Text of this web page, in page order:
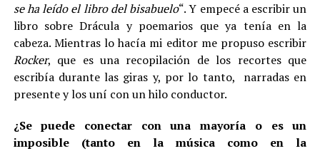
se ha leído el libro del bisabuelo“. Y empecé a escribir un
libro sobre Drácula y poemarios que ya tenía en la
cabeza. Mientras lo hacía mi editor me propuso escribir
Rocker, que es una recopilación de los recortes que
escribía durante las giras y, por lo tanto, narradas en
presente y los uní con un hilo conductor.
¿Se puede conectar con una mayoría o es un
imposible (tanto en la música como en la